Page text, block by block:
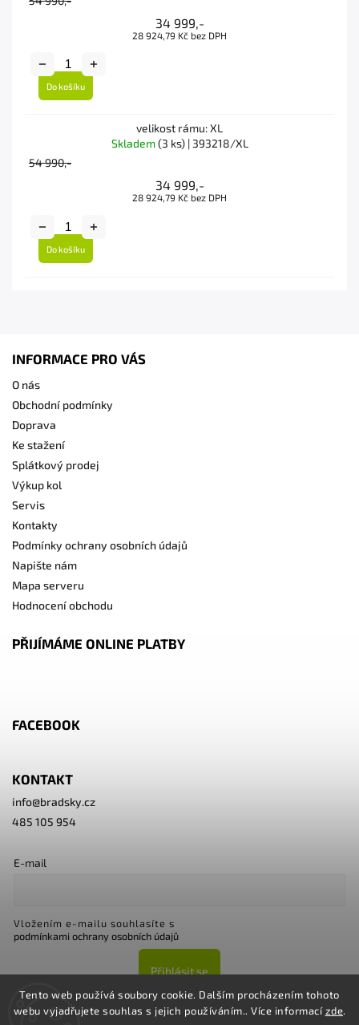
Tento web používá soubory cookie. Dalším procházením tohoto
webu vyjadřujete souhlas s jejich používáním.. Více informacízde.
34 999,-
28 924,79 Kč bez DPH
Do košíku
velikost rámu: XL
Skladem(3 ks)| 393218/XL
54 990,-
34 999,-
28 924,79 Kč bez DPH
Do košíku
INFORMACE PRO VÁS
O nás
Obchodní podmínky
Doprava
Ke stažení
Splátkový prodej
Výkup kol
Servis
Kontakty
Podmínky ochrany osobních údajů
Napište nám
Mapa serveru
Hodnocení obchodu
PŘIJÍMÁME ONLINE PLATBY
FACEBOOK
KONTAKT
info@bradsky.cz
485 105 954
E-mail
Vložením e-mailu souhlasíte s
podmínkami ochrany osobních údajů
Přihlásit se